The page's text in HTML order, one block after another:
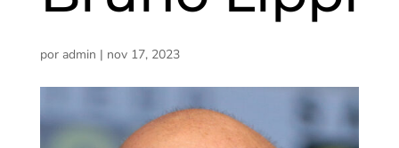
por admin | nov 17, 2023